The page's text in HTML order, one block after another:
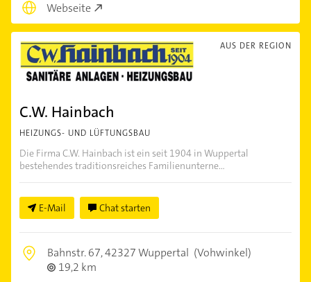
Webseite
AUS DER REGION
C.W. Hainbach
HEIZUNGS- UND LÜFTUNGSBAU
Die Firma C.W. Hainbach ist ein seit 1904 in Wuppertal
bestehendes traditionsreiches Familienunterne...
E-Mail Chat starten
Bahnstr. 67,42327 Wuppertal (Vohwinkel)
19,2 km